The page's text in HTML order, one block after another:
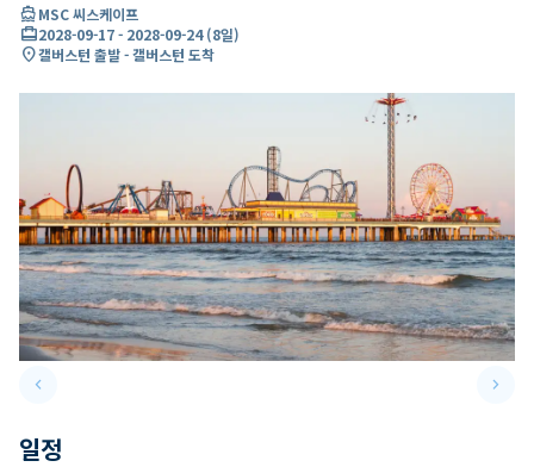
directions_boatMSC 씨스케이프
card_travel2028-09-17- 2028-09-24(8일)
location_on갤버스턴 출발 - 갤버스턴 도착
keyboard_arrow_leftPrevious slide keyboard_arrow_right
일정